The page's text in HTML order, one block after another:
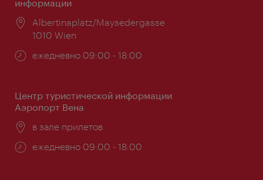
информации
Расположение:
Albertinaplatz/Maysedergasse
1010 Wien
Часы
ежедневно 09:00 - 18:00
Центр туристической информации
Аэропорт Вена
Расположение:
в зале прилетов
Часы
ежедневно 09:00 - 18:00